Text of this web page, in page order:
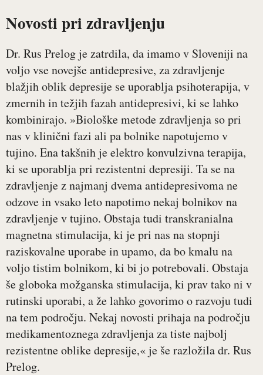
Novosti pri zdravljenju
Dr. Rus Prelog je zatrdila, da imamo v Sloveniji na
voljo vse novejše antidepresive, za zdravljenje
blažjih oblik depresije se uporablja psihoterapija, v
zmernih in težjih fazah antidepresivi, ki se lahko
kombinirajo. »Biološke metode zdravljenja so pri
nas v klinični fazi ali pa bolnike napotujemo v
tujino. Ena takšnih je elektro konvulzivna terapija,
ki se uporablja pri rezistentni depresiji. Ta se na
zdravljenje z najmanj dvema antidepresivoma ne
odzove in vsako leto napotimo nekaj bolnikov na
zdravljenje v tujino. Obstaja tudi transkranialna
magnetna stimulacija, ki je pri nas na stopnji
raziskovalne uporabe in upamo, da bo kmalu na
voljo tistim bolnikom, ki bi jo potrebovali. Obstaja
še globoka možganska stimulacija, ki prav tako ni v
rutinski uporabi, a že lahko govorimo o razvoju tudi
na tem področju. Nekaj novosti prihaja na področju
medikamentoznega zdravljenja za tiste najbolj
rezistentne oblike depresije,« je še razložila dr. Rus
Prelog.